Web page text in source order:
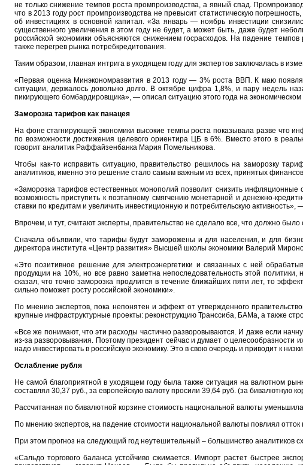
не только снижение темпов роста промпроизводства, а явный спад.
что в 2013 году рост промпроизводства не превысит статистическую
об инвестициях в основной капитал. «За январь — ноябрь инвестиции
существенного увеличения в этом году не будет, а может быть, даже будет
российской экономики объясняются снижением госрасходов. На падение
также перегрев рынка потребкредитования.
Таким образом, главная интрига в уходящем году для экспертов заключалась в
«Первая оценка Минэкономразвития в 2013 году — 3% роста ВВП. К маю
ситуации, держалось довольно долго. В октябре цифра 1,8%, и пару недель
пикирующего бомбардировщика», — описал ситуацию этого года на
Заморозка тарифов как панацея
На фоне стагнирующей экономики высокие темпы роста показывала разве что
по возможности достижения целевого ориентира ЦБ в 6%. Вместо этого в
говорит аналитик Раффайзенбанка Мария Помельникова.
Чтобы как-то исправить ситуацию, правительство решилось на заморозку
аналитиков, именно это решение стало самым важным из всех, принятых
«Заморозка тарифов естественных монополий позволит снизить
возможность приступить к поэтапному смягчению монетарной и денежно-
ставки по кредитам и увеличить инвестиционную и потребительскую активность»,
Впрочем, и тут, считают эксперты, правительство не сделало все, что должно было
Сначала объявили, что тарифы будут заморожены и для населения, и для
директора института «Центр развития» Высшей школы экономики Валерий
«Это позитивное решение для электроэнергетики и связанных с ней
продукции на 10%, но все равно заметна непоследовательность этой
сказал, что точно заморозка продлится в течение ближайших пяти лет, то
сильно поможет росту российской экономики».
По мнению экспертов, пока непонятен и эффект от утвержденного
крупные инфраструктурные проекты: реконструкцию Транссиба, БАМа, а также
«Все же понимают, что эти расходы частично разворовываются. И даже если
из-за разворовывания. Поэтому президент сейчас и думает о целесообразности
надо инвестировать в российскую экономику. Это в свою очередь и приводит к
Ослабление рубля
Не самой благоприятной в уходящем году была также ситуация на валютном
составлял 30,37 руб., за европейскую валюту просили 39,64 руб. (за бивалютную
Рассчитанная по бивалютной корзине стоимость национальной валюты
По мнению экспертов, на падение стоимости национальной валюты повлиял
При этом прогноз на следующий год неутешительный – большинство аналитиков
«Сальдо торгового баланса устойчиво сжимается. Импорт растет быстрее